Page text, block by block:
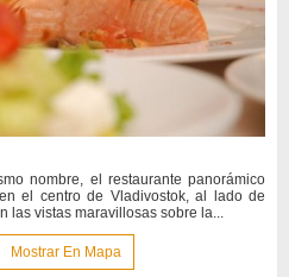
nombre, el restaurante panorámico
el centro de Vladivostok, al lado de
las vistas maravillosas sobre la...
Mostrar En Mapa